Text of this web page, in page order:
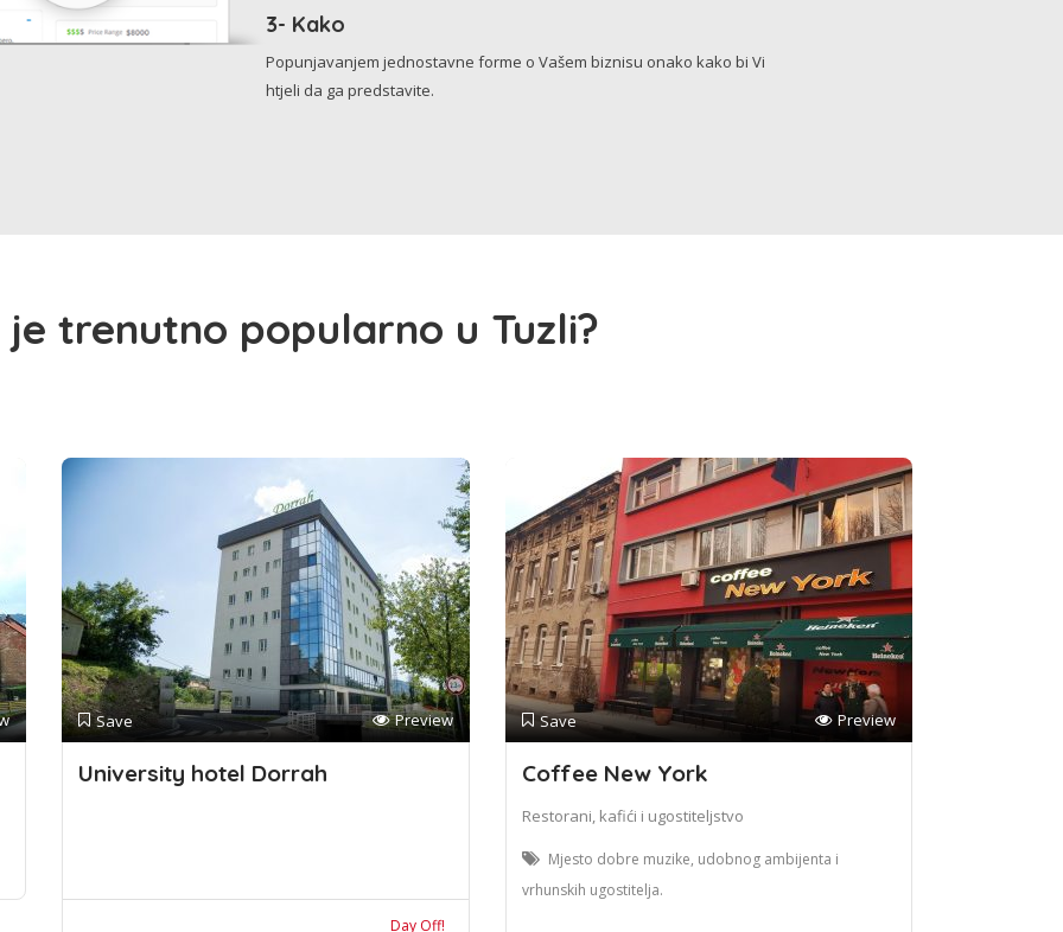
3- Kako
Popunjavanjem jednostavne forme o Vašem biznisu onako kako bi Vi
htjeli da ga predstavite.
je trenutno popularno u Tuzli?
Save Preview
University hotel Dorrah
Day Off!
Save Preview
Coffee New York
Restorani, kafići i ugostiteljstvo
Mjesto dobre muzike, udobnog ambijenta i
vrhunskih ugostitelja.